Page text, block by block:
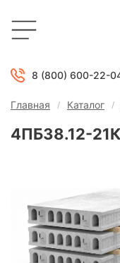
8 (800) 600-22-
Главная Каталог
4ПБ38.12-